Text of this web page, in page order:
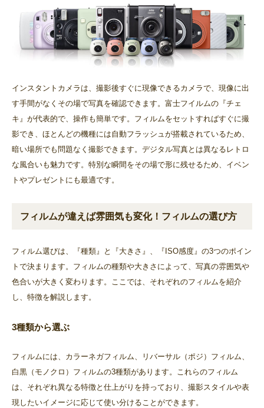
インスタントカメラは、撮影後すぐに現像できるカメラで、現像に出
す手間がなくその場で写真を確認できます。富士フイルムの『チェ
キ』が代表的で、操作も簡単です。フィルムをセットすればすぐに撮
影でき、ほとんどの機種には自動フラッシュが搭載されているため、
暗い場所でも問題なく撮影できます。デジタル写真とは異なるレトロ
な風合いも魅力です。特別な瞬間をその場で形に残せるため、イベン
トやプレゼントにも最適です。
フィルムが違えば雰囲気も変化！フィルムの選び方
フィルム選びは、『種類』と『大きさ』、『ISO感度』の3つのポイン
トで決まります。フィルムの種類や大きさによって、写真の雰囲気や
色合いが大きく変わります。ここでは、それぞれのフィルムを紹介
し、特徴を解説します。
3種類から選ぶ
フィルムには、カラーネガフィルム、リバーサル（ポジ）フィルム、
白黒（モノクロ）フィルムの3種類があります。これらのフィルム
は、それぞれ異なる特徴と仕上がりを持っており、撮影スタイルや表
現したいイメージに応じて使い分けることができます。